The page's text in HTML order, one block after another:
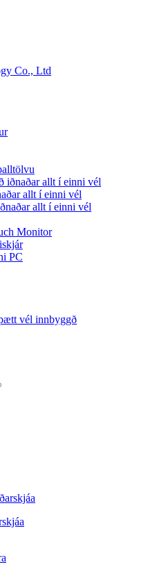
iðnaðar allt í einni vél
allt í einni vél
allt í einni vél
Monitor
PC
vél innbyggð